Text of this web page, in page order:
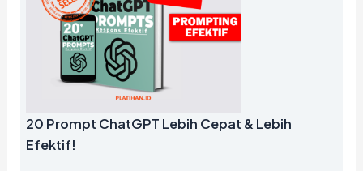
20 Prompt ChatGPT Lebih Cepat & Lebih
Efektif!